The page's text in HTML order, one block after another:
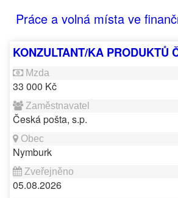
Práce a volná místa ve
KONZULTANT/KA PRODUKTŮ
33 000 Kč
Česká pošta, s.p.
Nymburk
05.08.2026